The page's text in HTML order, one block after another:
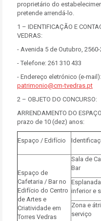
proprietário do
pretende arrendá-lo.
1 – IDENTIFICAÇÃO E
VEDRAS:
- Avenida 5 de Outubro,
- Telefone: 261 310 433
- Endereço eletrónico (e-mail):
patrimonio@cm-tvedras.pt
2 – OBJETO DO CONCURSO:
ARRENDAMENTO DO
prazo de 10 (dez) anos:
Espaço / Edifício
Espaço de
Cafetaria / Bar no
Edifício do Centro
de Artes e
Criatividade em
Torres Vedras
Sala de
Bar
Esplanada
inferior e
Zona e
serviço